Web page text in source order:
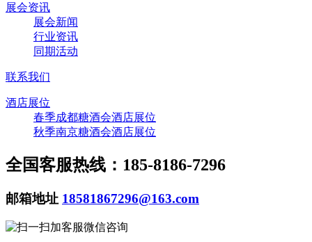
展会资讯
展会新闻
行业资讯
同期活动
联系我们
酒店展位
春季成都糖酒会酒店展位
秋季南京糖酒会酒店展位
全国客服热线：185-8186-7296
邮箱地址 18581867296@163.com